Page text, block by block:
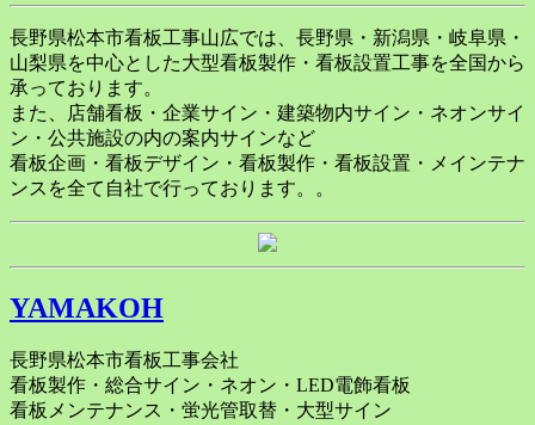
長野県松本市看板工事山広では、長野県・新潟県・岐阜県・
山梨県を中心とした大型看板製作・看板設置工事を全国から
承っております。
また、店舗看板・企業サイン・建築物内サイン・ネオンサイ
ン・公共施設の内の案内サインなど
看板企画・看板デザイン・看板製作・看板設置・メインテナ
ンスを全て自社で行っております。。
YAMAKOH
長野県松本市看板工事会社
看板製作・総合サイン・ネオン・LED電飾看板
看板メンテナンス・蛍光管取替・大型サイン